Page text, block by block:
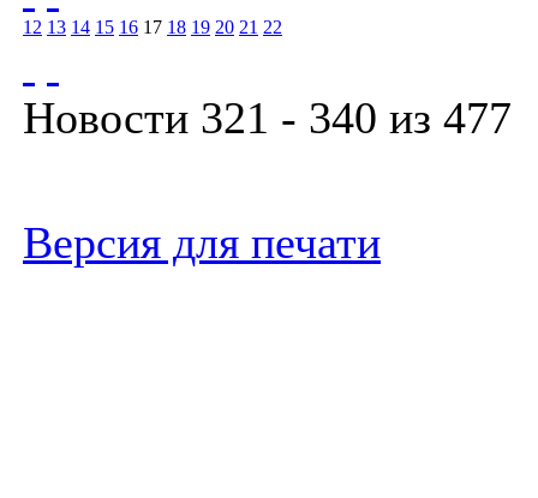
12 13 14 15 16 17 18 19 20 21 22
Новости 321 - 340 из 477
Версия для печати